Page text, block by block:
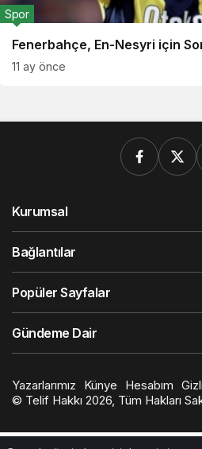
Fenerbahçe, En-Nesyri için
Spor
11 ay önce
Kurumsal
Bağlantılar
Popüler Sayfalar
Gündeme Dair
Yazarlarımız Künye Hesabım
© Telif Hakkı 2026, Tüm Hakları